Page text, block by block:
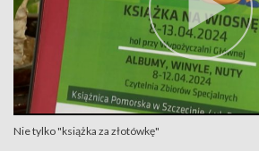
Nie tylko "książka za złotówkę"